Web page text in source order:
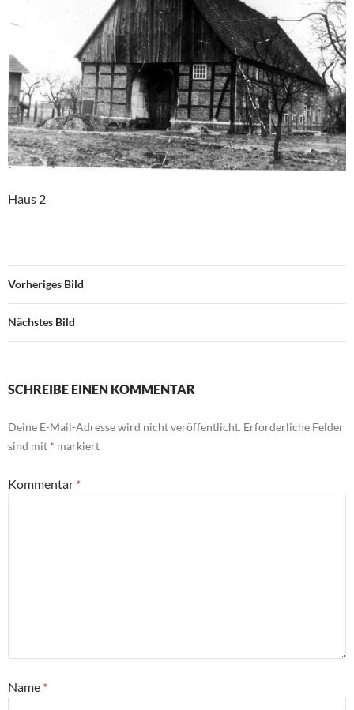
Haus 2
Vorheriges Bild
Nächstes Bild
SCHREIBE EINEN KOMMENTAR
Deine E-Mail-Adresse wird nicht veröffentlicht. Erforderliche Felder
sind mit * markiert
Kommentar *
Name *